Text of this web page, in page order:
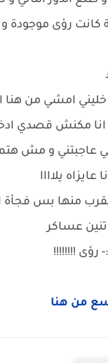
كانت رؤى موجودة
امشي من هنا
مكنش قصدي
عاجبتني و مش
عايزاه يلاااا
منها بس فجأة
عساكر
رؤى !!!!!!!!
من هنا